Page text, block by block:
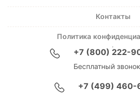
Контакты
Политика
+7 (800) 222-
Бесплатный
+7 (499) 460-